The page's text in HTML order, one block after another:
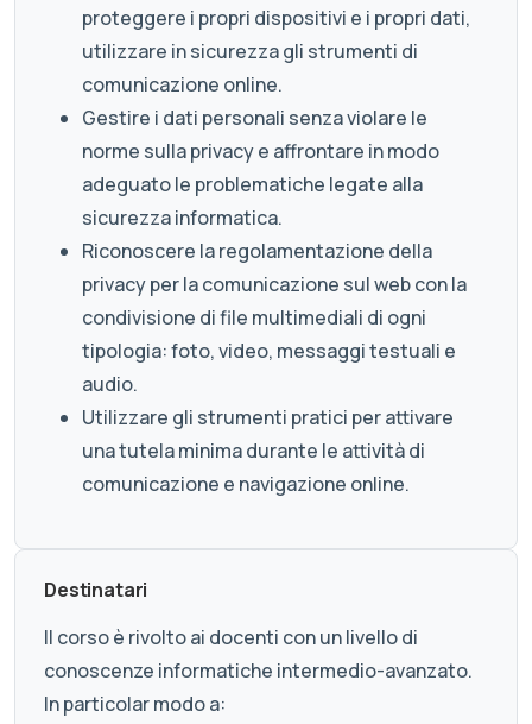
proteggere i propri dispositivi e i propri dati,
utilizzare in sicurezza gli strumenti di
comunicazione online.
Gestire i dati personali senza violare le
norme sulla privacy e affrontare in modo
adeguato le problematiche legate alla
sicurezza informatica.
Riconoscere la regolamentazione della
privacy per la comunicazione sul web con la
condivisione di file multimediali di ogni
tipologia: foto, video, messaggi testuali e
audio.
Utilizzare gli strumenti pratici per attivare
una tutela minima durante le attività di
comunicazione e navigazione online.
Destinatari
Il corso è rivolto ai docenti con un livello di
conoscenze informatiche intermedio-avanzato.
In particolar modo a: